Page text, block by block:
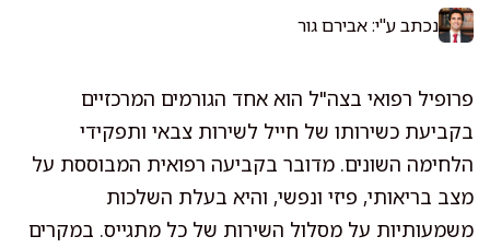
נכתב ע"י: אבירם גור
פרופיל רפואי בצה"ל הוא אחד הגורמים המרכזיים
בקביעת כשירותו של חייל לשירות צבאי ותפקידי
הלחימה השונים. מדובר בקביעה רפואית המבוססת על
מצב בריאותי, פיזי ונפשי, והיא בעלת השלכות
משמעותיות על מסלול השירות של כל מתגייס. במקרים